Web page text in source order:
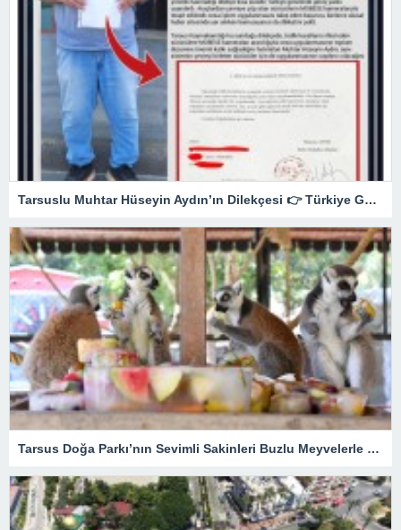
Tarsuslu Muhtar Hüseyin Aydın’ın Dilekçesi 👉 Türkiye Gündeminde
Tarsus Doğa Parkı’nın Sevimli Sakinleri Buzlu Meyvelerle Serinliyor